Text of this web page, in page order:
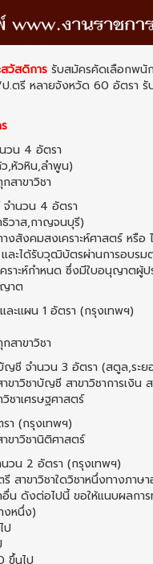
วัสดิการ รับสมัครคัดเลือกพนั
.ตรี หลายจังหวัด 60 อัตรา รั
วน 4 อัตรา
ว,หัวหิน,ลำพูน)
สาขาวิชา
จำนวน 4 อัตรา
วาส,กาญจนบุรี)
สังคมสงเคราะห์ศาสตร์ หรือ
ละได้รับวุฒิบัตรผ่านการอบรม
ราะห์กำหนด ซึ่งมีใบอนุญาตผู้ป
าต
ละแผน 1 อัตรา (กรุงเทพฯ)
สาขาวิชา
ญชี จำนวน 3 อัตรา (สตูล,ระย
าวิชาบัญชี สาขาวิชาการเงิน ส
ชาเศรษฐศาสตร์
า (กรุงเทพฯ)
าวิชานิติศาสตร์
วน 2 อัตรา (กรุงเทพฯ)
าขาวิชาใดวิชาหนึ่งทางภาษ
น ดังต่อไปนี้ ขอให้แนบผลกา
งหนึ่ง)
ป
ขึ้นไป